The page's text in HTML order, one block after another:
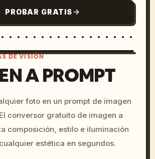
PROBAR GRATIS
c, cyberpunk sunset, neon
colors, 8k --v 6.0
DE VISIÓN
A PROMPT
foto en un prompt de imagen
conversor gratuito de imagen a
composición, estilo e iluminación
estética en segundos.